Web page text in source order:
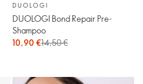
DUOLOGI
DUOLOGI Bond Repair Pre-
Shampoo
10,90 €14,50 €